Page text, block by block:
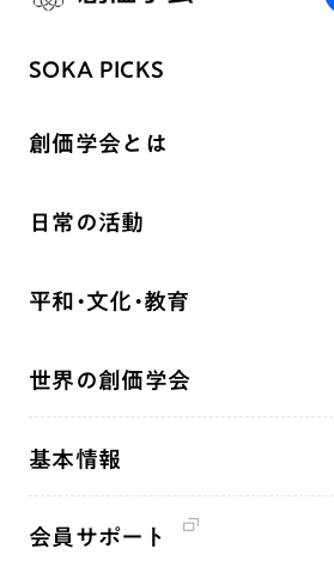
SOKA PICKS
創価学会とは
祈り
聖典
釈尊～法華経
創価学会の三代会長
日常の活動
座談会
仏法を語る
年間の活動について
平和・文化・教育
「人権文化」「ジェンダー平等」を促進
人道支援
世界の創価学会
基本情報
会員サポート